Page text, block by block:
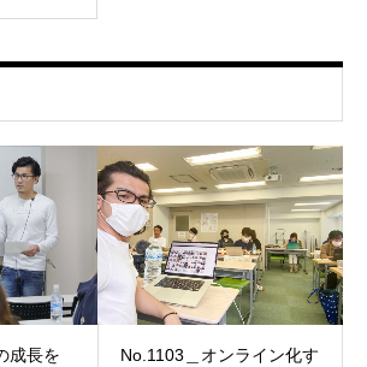
成長を
No.1103＿オンライン化す